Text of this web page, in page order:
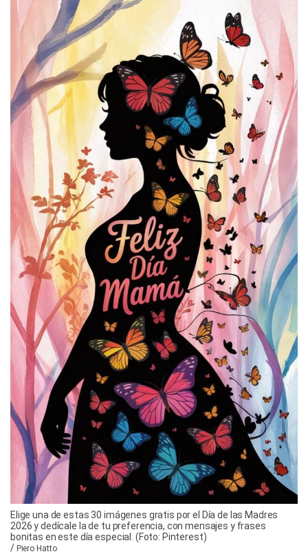
Elige una de estas 30 imágenes gratis por el Día de las Madres
2026 y dedícale la de tu preferencia, con mensajes y frases
bonitas en este día especial. (Foto: Pinterest)
/ Piero Hatto